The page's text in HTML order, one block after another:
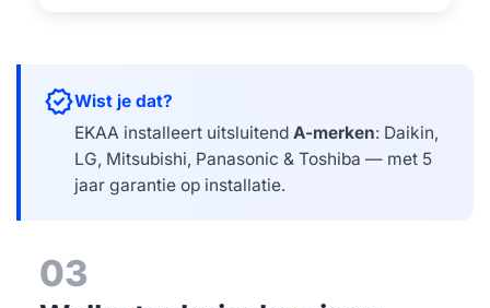
verifiedWist je dat?
EKAA installeert uitsluitendA-merken: Daikin,
LG, Mitsubishi, Panasonic & Toshiba — met 5
jaar garantie op installatie.
03